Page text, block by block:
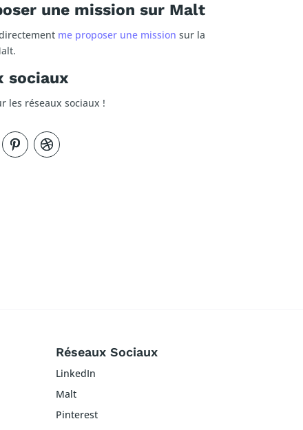
une mission sur Malt
me proposer une mission sur la
sociaux
les réseaux sociaux !
Réseaux Sociaux
LinkedIn
Malt
Pinterest